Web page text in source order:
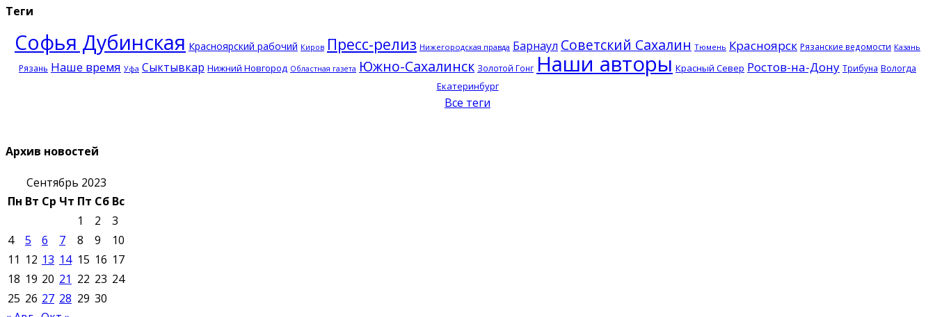
Теги
Софья Дубинская Красноярский рабочий Киров Пресс-релиз Нижегородская правда Барнаул Советский Сахалин Тюмень Красноярск Рязанские ведомости Казань
Рязань Наше время Уфа Сыктывкар Нижний Новгород Областная газета Южно-Сахалинск Золотой Гонг Наши авторы Красный Север Ростов-на-Дону Трибуна Вологда
Екатеринбург
Все теги
Архив новостей
Сентябрь 2023
Пн Вт Ср Чт Пт Сб Вс
1
2
3
4
5 6 7 8 9
10
11 12 13 14 15 16 17
18 19 20 21 22 23 24
25 26 27 28 29 30